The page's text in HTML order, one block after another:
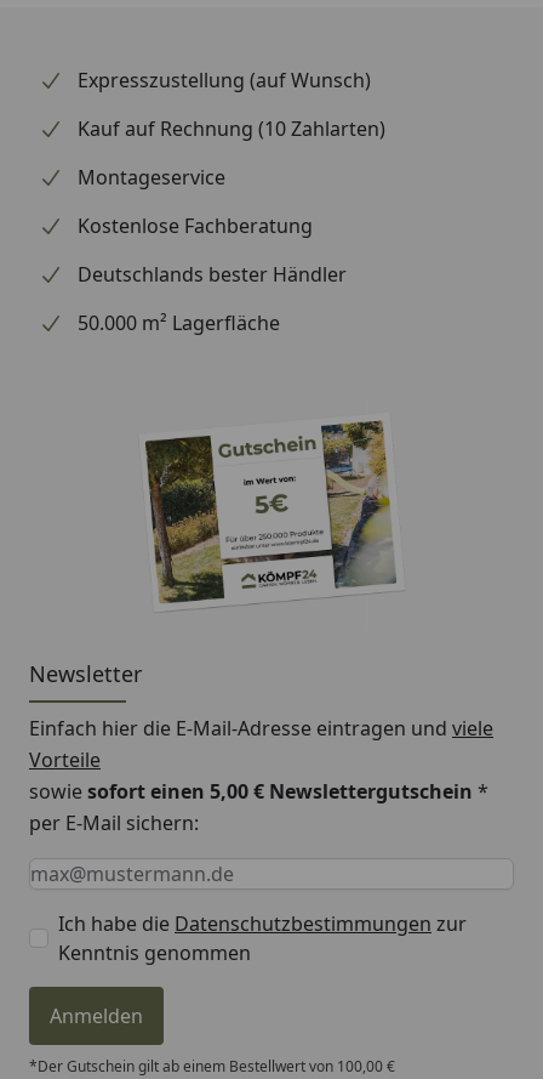
Möchten Sie auch die Montage des Zubehörs lieber
einem Profi überlassen?
In Verbindung mit der Montage eines Gartenhauses
bieten wir Ihnen auch für Zubehörteile unseren
zum Festpreis an. Wählen Sie dafür die Option "inkl.
Montage" aus.
Möchten Sie weitere Informationen zu den
Montageanleitung Sitztruhe Killarney Teil
Montageanleitung Sitztruhe Killarney Teil
Expresszustellung (auf Wunsch)
Kauf auf Rechnung (10 Zahlarten)
Montageservice
Kostenlose Fachberatung
Deutschlands bester Händler
50.000 m² Lagerfläche
Newsletter
Einfach hier die E-Mail-Adresse eintragen und viele
Vorteile
sowiesofort einen 5,00 € Newslettergutschein *
per E-Mail sichern:
Keine Eingabe erforderlich
Eingabe erforderlich
E-Mail *
Ich habe die Datenschutzbestimmungen zur
Kenntnis genommen
Anmelden
*Der Gutschein gilt ab einem Bestellwert von 100,00 €